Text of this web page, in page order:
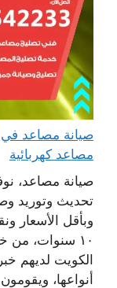
مصاعد كهربائية
صيانة مصاعد،
تحديث وتوريد
وبأقل الأسعار
١٠ سنوات،
الكويت لديهم
أنواعها،